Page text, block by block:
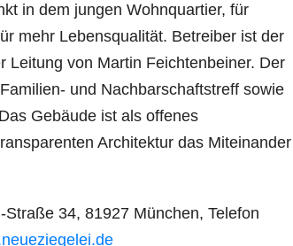
in dem jungen Wohnquartier, für
mehr Lebensqualität. Betreiber ist der
Leitung von Martin Feichtenbeiner. Der
und Nachbarschaftstreff sowie
Gebäude ist als offenes
Architektur das Miteinander
34, 81927 München, Telefon